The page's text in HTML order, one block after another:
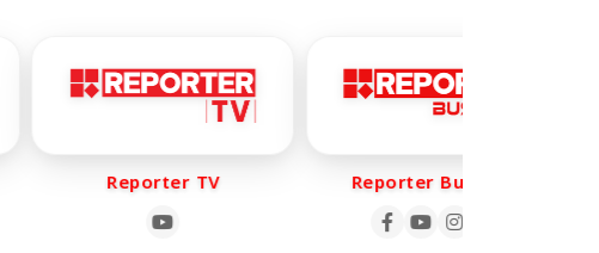
Reporter TV Reporter Business